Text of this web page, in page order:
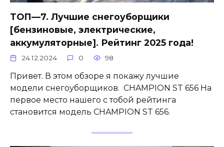
ТОП—7. Лучшие снегоуборщики
[бензиновые, электрические,
аккумуляторные]. Рейтинг 2025 года!
24.12.2024 0 98
Привет. В этом обзоре я покажу лучшие
модели снегоуборщиков. CHAMPION ST 656 На
первое место нашего с тобой рейтинга
становится модель CHAMPION ST 656.